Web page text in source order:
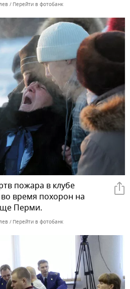
Перейти в фотобанк
пожара в клубе
время похорон на
Перми.
Перейти в фотобанк